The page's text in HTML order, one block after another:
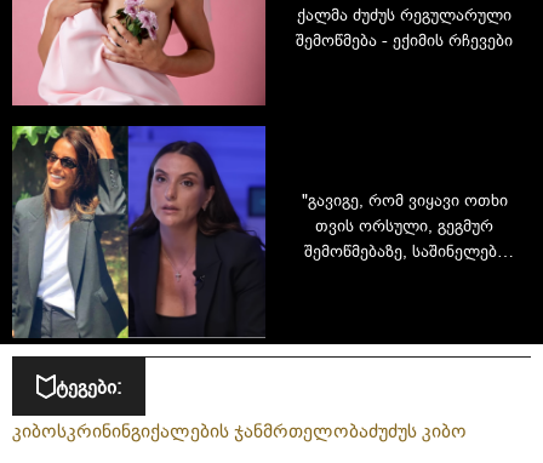
ქალმა ძუძუს რეგულარული
შემოწმება - ექიმის რჩევები
"გავიგე, რომ ვიყავი ოთხი
თვის ორსული, გეგმურ
შემოწმებაზე, საშინელება
რომ შეუძლებელი არაფერია
ტეგები:
კიბოსკრინინგიქალების ჯანმრთელობაძუძუს კიბო